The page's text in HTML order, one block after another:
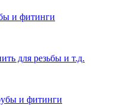
и фитинги
для резьбы и т.д.
и фитинги